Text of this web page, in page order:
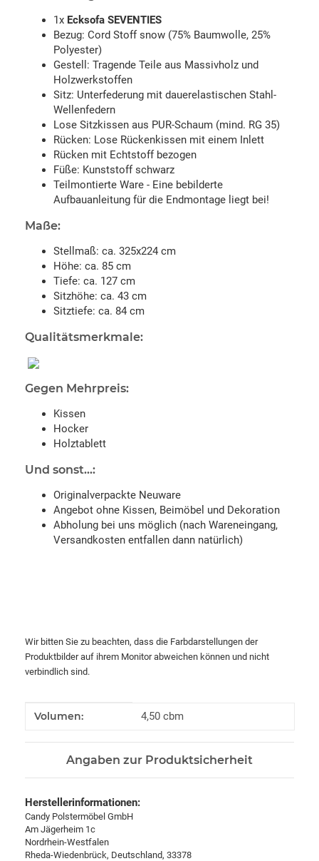
1x Ecksofa SEVENTIES
Bezug: Cord Stoff snow (75% Baumwolle, 25%
Polyester)
Gestell: Tragende Teile aus Massivholz und
Holzwerkstoffen
Sitz: Unterfederung mit dauerelastischen Stahl-
Wellenfedern
Lose Sitzkissen aus PUR-Schaum (mind. RG 35)
Rücken: Lose Rückenkissen mit einem Inlett
Rücken mit Echtstoff bezogen
Füße: Kunststoff schwarz
Teilmontierte Ware - Eine bebilderte
Aufbauanleitung für die Endmontage liegt bei!
Maße:
Stellmaß: ca. 325x224 cm
Höhe: ca. 85 cm
Tiefe: ca. 127 cm
Sitzhöhe: ca. 43 cm
Sitztiefe: ca. 84 cm
Qualitätsmerkmale:
Gegen Mehrpreis:
Kissen
Hocker
Holztablett
Und sonst...:
Originalverpackte Neuware
Angebot ohne Kissen, Beimöbel und Dekoration
Abholung bei uns möglich (nach Wareneingang,
Versandkosten entfallen dann natürlich)
Wir bitten Sie zu beachten, dass die Farbdarstellungen der
Produktbilder auf ihrem Monitor abweichen können und nicht
verbindlich sind.
Produkteigenschaft
Wert
Volumen: 4,50 cbm
Angaben zur Produktsicherheit
Herstellerinformationen:
Candy Polstermöbel GmbH
Am Jägerheim 1c
Nordrhein-Westfalen
Rheda-Wiedenbrück, Deutschland, 33378